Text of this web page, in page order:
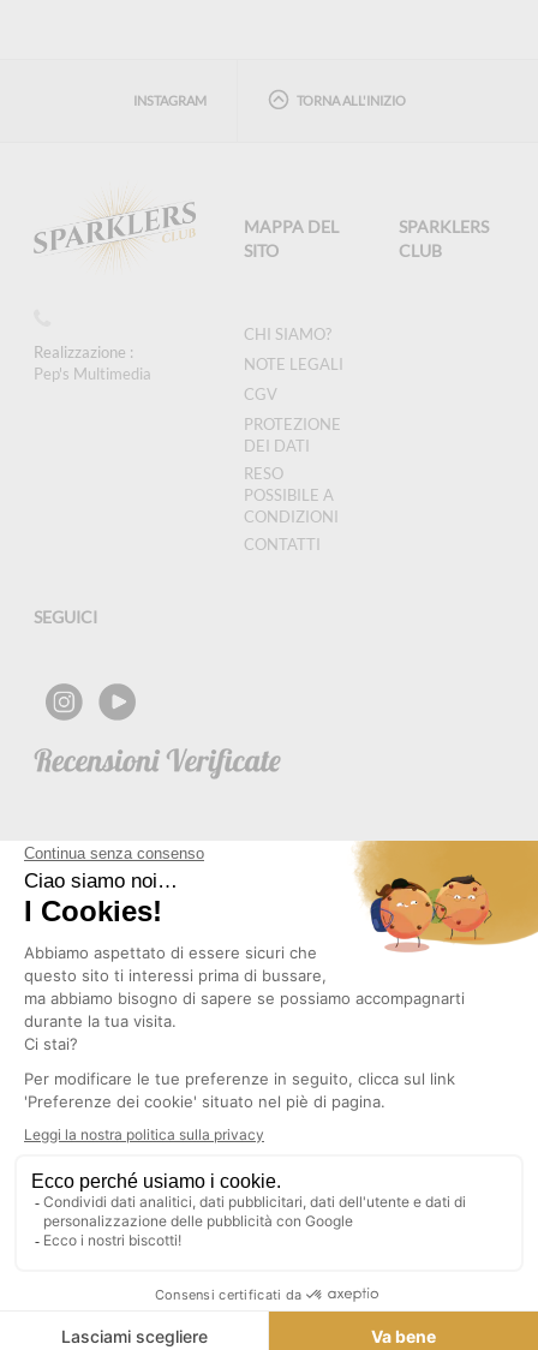
INSTAGRAM TORNA ALL'INIZIO
Realizzazione :
Pep's Multimedia
MAPPA DEL
SITO
CHI SIAMO?
NOTE LEGALI
CGV
PROTEZIONE
DEI DATI
RESO
POSSIBILE A
CONDIZIONI
CONTATTI
SPARKLERS
CLUB
SEGUICI
NEWSLETTER